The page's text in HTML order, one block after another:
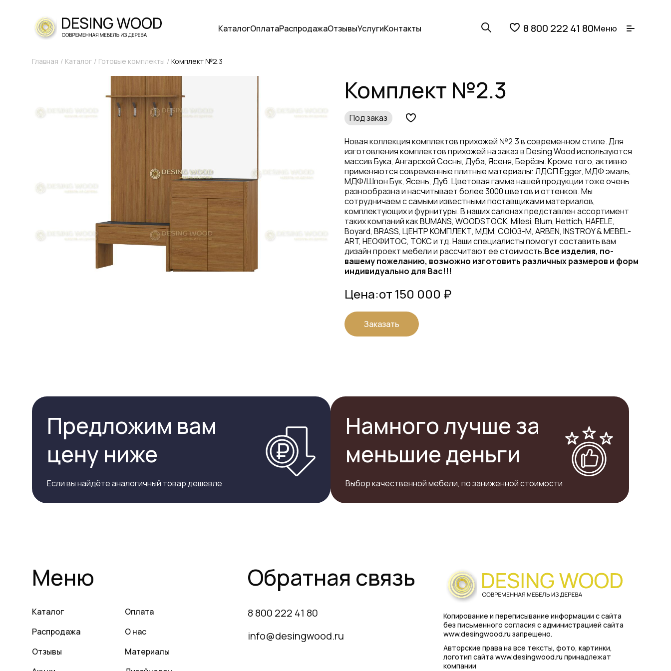
КаталогОплатаРаспродажаОтзывыУслугиКонтакты 8 800 222 41 80Меню
Главная Каталог Готовые комплекты Комплект №2.3
Комплект №2.3
Под заказ
Новая коллекция комплектов прихожей №2.3 в современном стиле. Для
изготовления комплектов прихожей на заказ в Desing Wood используются
массив Бука, Ангарской Сосны, Дуба, Ясеня, Берёзы. Кроме того, активно
применяются современные плитные материалы: ЛДСП Egger, МДФ эмаль,
МДФ/Шпон Бук, Ясень, Дуб. Цветовая гамма нашей продукции тоже очень
разнообразна и насчитывает более 3000 цветов и оттенков. Мы
сотрудничаем с самыми известными поставщиками материалов,
комплектующих и фурнитуры. В наших салонах представлен ассортимент
таких компаний как BUMANS, WOODSTOCK, Milesi, Blum, Hettich, HAFELE,
Boyard, BRASS, ЦЕНТР КОМПЛЕКТ, МДМ, СОЮЗ-М, ARBEN, INSTROY & MEBEL-
ART, НЕОФИТОС, ТОКС и тд. Наши специалисты помогут составить вам
дизайн проект мебели и рассчитают ее стоимость.Все изделия, по-
вашему пожеланию, возможно изготовить различных размеров и форм
индивидуально для Вас!!!
Цена:от 150 000 ₽
Заказать
Предложим вам
цену ниже
Если вы найдёте аналогичный товар дешевле
Намного лучше за
меньшие деньги
Выбор качественной мебели, по заниженной стоимости
Меню
Каталог
Распродажа
Отзывы
Оплата
О нас
Материалы
Обратная связь
8 800 222 41 80
info@desingwood.ru
Копирование и переписывание информации с сайта
без письменного согласия с администрацией сайта
www.desingwood.ru запрещено.
Авторские права на все тексты, фото, картинки,
логотип сайта www.desingwood.ru принадлежат
компании